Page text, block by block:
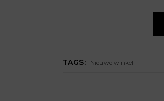
TAGS: Nieuwe winkel